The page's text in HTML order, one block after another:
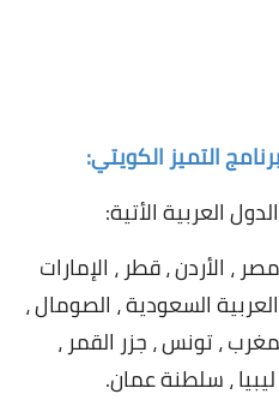
التميز الكويتي:
العربية الأتية:
، الأردن ، قطر ، الإمارات
السعودية ، الصومال ،
، تونس ، جزر القمر ،
ليبيا ، سلطنة عمان.